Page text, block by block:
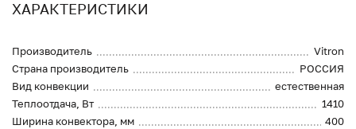
ХАРАКТЕРИСТИКИ
Производитель
Vitron
Страна производитель
РОССИЯ
Вид конвекции
естественная
Теплоотдача, Вт
1410
Ширина конвектора, мм
400